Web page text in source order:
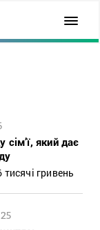
сім’ї, який дає
гривень